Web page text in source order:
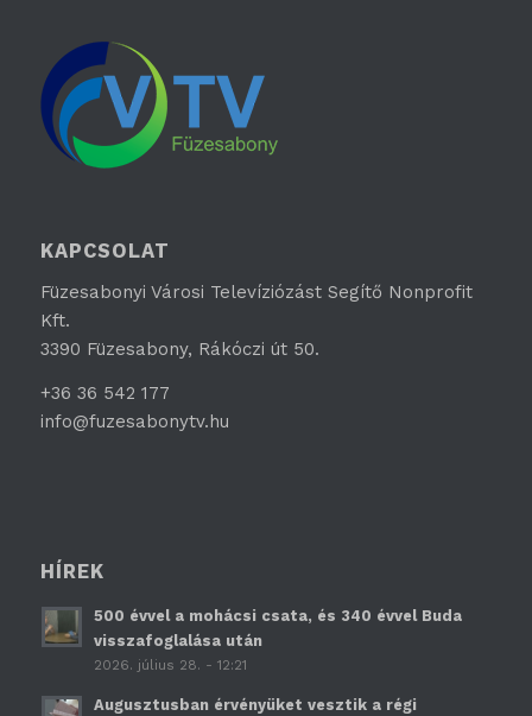
KAPCSOLAT
Füzesabonyi Városi Televíziózást Segítő Nonprofit
Kft.
3390 Füzesabony, Rákóczi út 50.
+36 36 542 177
info@fuzesabonytv.hu
HÍREK
500 évvel a mohácsi csata, és 340 évvel Buda
visszafoglalása után
2026. július 28. - 12:21
Augusztusban érvényüket vesztik a régi